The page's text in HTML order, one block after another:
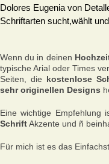
Dolores Eugenia von
Schriftarten sucht,wählt
Wenn du in deinen
typische Arial oder Times
Seiten, die kostenlose
sehr originellen Designs
Eine wichtige Empfehlung
SchriftAkzente und ñ
Für mich ist es das